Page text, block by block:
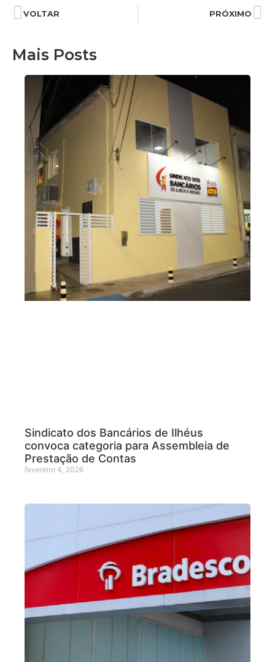
VOLTAR PRÓXIMO
Mais Posts
Sindicato dos Bancários de Ilhéus
convoca categoria para Assembleia de
Prestação de Contas
fevereiro 4, 2026